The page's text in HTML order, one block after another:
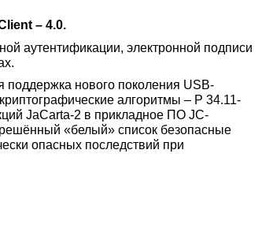
– 4.0.
аутентификации, электронной подписи
поддержка нового поколения USB-
алгоритмы – Р 34.11-
JaCarta-2 в прикладное ПО JC-
«белый» список безопасные
опасных последствий при